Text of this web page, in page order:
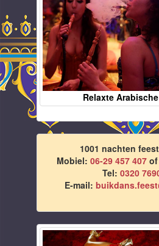
Relaxte
1001 nachten
Mobiel: 06-29 457 407of
Tel: 0320
E-mail: